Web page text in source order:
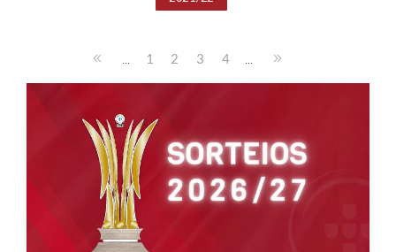
... 1 2 3 4 ...